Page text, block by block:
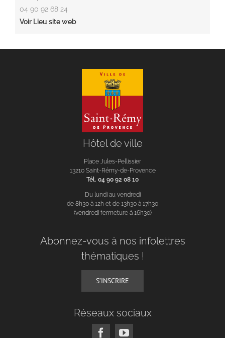
04 90 92 68 24
Voir Lieu site web
Hôtel de ville
Place Jules-Pellissier
13210 Saint-Rémy-de-Provence
Tél. 04 90 92 08 10
Du lundi au vendredi
de 8h30 à 12h et de 13h30 à 17h30
(vendredi fermeture à 16h30)
Abonnez-vous à nos infolettres
thématiques !
S’INSCRIRE
Réseaux sociaux